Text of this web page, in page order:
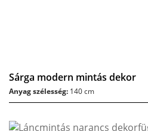
Sárga modern mintás dekor
Anyag szélesség: 140 cm